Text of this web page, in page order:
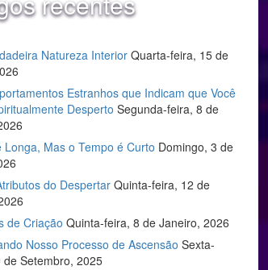
Natureza InteriorQuarta-feira, 15 de
Estranhos que Indicam que Você
Desperto Segunda-feira, 8 de
Longa, Mas o Tempo é Curto Domingo, 3 de
do DespertarQuinta-feira, 12 de
de Criação Quinta-feira, 8 de Janeiro, 2026
Nosso Processo de Ascensão Sexta-
de Setembro, 2025